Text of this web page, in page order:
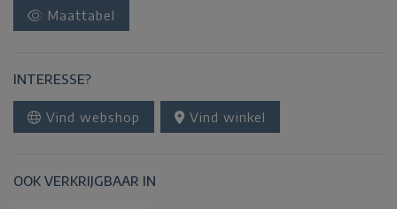
Maattabel
INTERESSE?
Vind webshop Vind winkel
OOK VERKRIJGBAAR IN